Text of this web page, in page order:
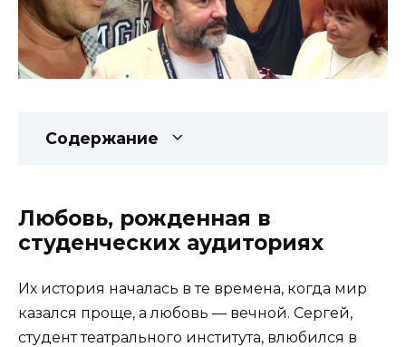
Содержание
Любовь, рожденная в
студенческих аудиториях
Их история началась в те времена, когда мир
казался проще, а любовь — вечной. Сергей,
студент театрального института, влюбился в